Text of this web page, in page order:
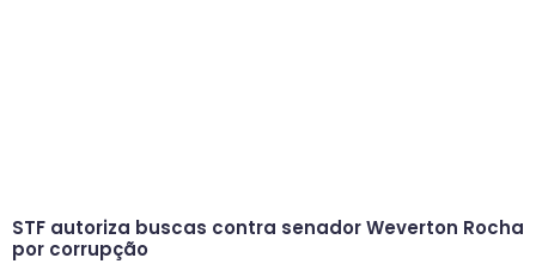
STF autoriza buscas contra senador Weverton Rocha
por corrupção